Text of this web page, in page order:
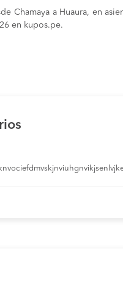
Chamaya a Huaura, en
en kupos.pe.